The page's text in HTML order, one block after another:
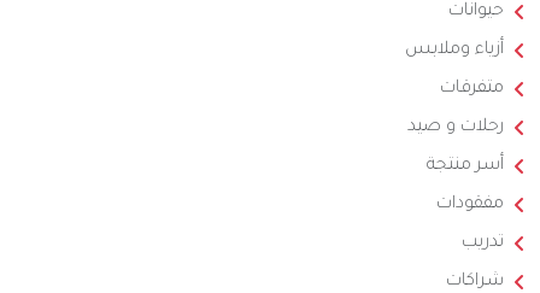
حيوانات
أزياء وملابس
متفرقات
رحلات و صيد
أسر منتجة
مفقودات
تدريب
شراكات